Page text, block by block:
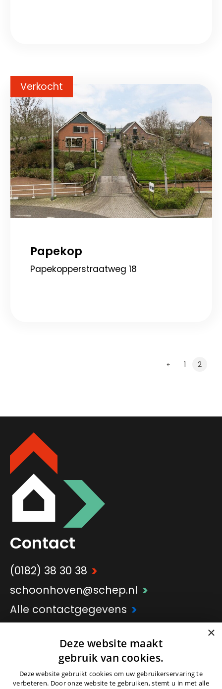
Verkocht
Papekop
Papekopperstraatweg 18
1 2
Contact
(0182) 38 30 38 >
schoonhoven@schep.nl >
Alle contactgegevens >
Onderdeel vanSchep Groep
×
Deze website maakt
gebruik van cookies.
Deze website gebruikt cookies om uw gebruikerservaring te
verbeteren. Door onze website te gebruiken, stemt u in met alle